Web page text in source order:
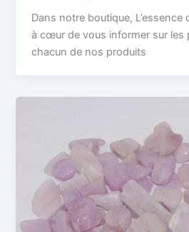
Dans notre boutique, L’essence
à cœur de vous informer sur les
chacun de nos produits